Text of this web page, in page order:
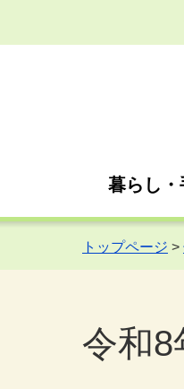
暮らし・
トップページ >
令和8